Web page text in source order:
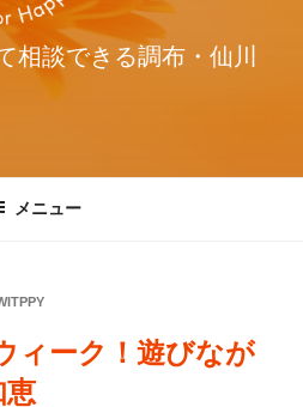
相談できる調布・仙川
メニュー
ィーク！遊びなが
恵